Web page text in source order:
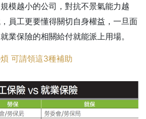
模越小的公司，對抗不景氣能力越
員工更要懂得關切自身權益，一旦面
業保險的相關給付就能派上用場。
可請領這3種補助